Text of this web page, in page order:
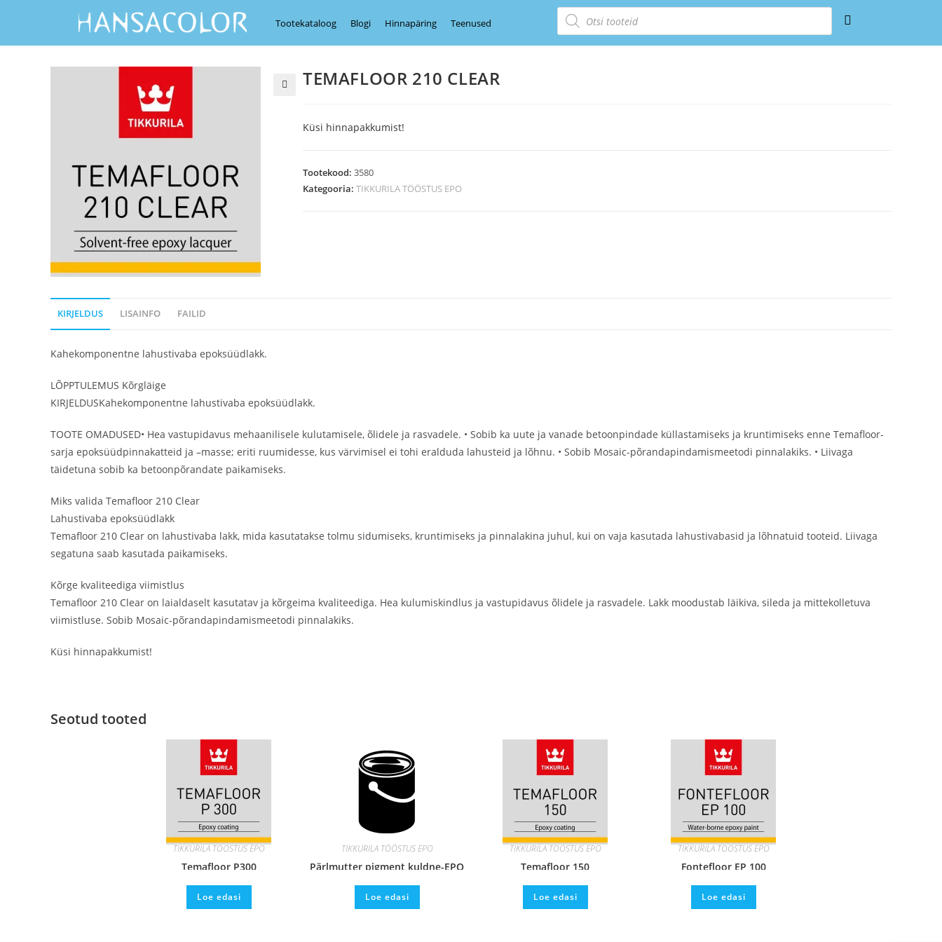
Tootekataloog Blogi Hinnapäring Teenused
TEMAFLOOR 210 CLEAR
Küsi hinnapakkumist!
Tootekood: 3580
Kategooria: TIKKURILA TÖÖSTUS EPO
KIRJELDUS LISAINFO FAILID
Kahekomponentne lahustivaba epoksüüdlakk.
LÕPPTULEMUS Kõrgläige
KIRJELDUSKahekomponentne lahustivaba epoksüüdlakk.
TOOTE OMADUSED• Hea vastupidavus mehaanilisele kulutamisele, õlidele ja rasvadele. • Sobib ka uute ja vanade betoonpindade küllastamiseks ja kruntimiseks enne Temafloor-
sarja epoksüüdpinnakatteid ja –masse; eriti ruumidesse, kus värvimisel ei tohi eralduda lahusteid ja lõhnu. • Sobib Mosaic-põrandapindamismeetodi pinnalakiks. • Liivaga
täidetuna sobib ka betoonpõrandate paikamiseks.
Miks valida Temafloor 210 Clear
Lahustivaba epoksüüdlakk
Temafloor 210 Clear on lahustivaba lakk, mida kasutatakse tolmu sidumiseks, kruntimiseks ja pinnalakina juhul, kui on vaja kasutada lahustivabasid ja lõhnatuid tooteid. Liivaga
segatuna saab kasutada paikamiseks.
Kõrge kvaliteediga viimistlus
Temafloor 210 Clear on laialdaselt kasutatav ja kõrgeima kvaliteediga. Hea kulumiskindlus ja vastupidavus õlidele ja rasvadele. Lakk moodustab läikiva, sileda ja mittekolletuva
viimistluse. Sobib Mosaic-põrandapindamismeetodi pinnalakiks.
Küsi hinnapakkumist!
Seotud tooted
TIKKURILA TÖÖSTUS EPO
Temafloor P300
Loe edasi
TIKKURILA TÖÖSTUS EPO
Pärlmutter pigment kuldne-EPO
Loe edasi
TIKKURILA TÖÖSTUS EPO
Temafloor 150
Loe edasi
TIKKURILA TÖÖSTUS EPO
Fontefloor EP 100
Loe edasi